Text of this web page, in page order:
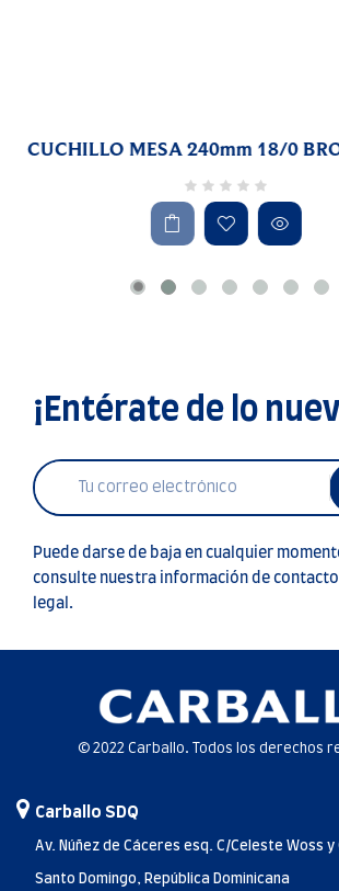
RD$1,254.27
¡Entérate de lo
Puede darse de baja en cualquier
consulte nuestra información de
legal.
© 2022 Carballo. Todos los derechos
Carballo SDQ
Av. Núñez de Cáceres esq. C/Celeste Woss
Santo Domingo, República Dominicana